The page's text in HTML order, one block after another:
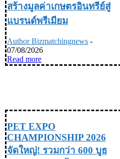
สร้างมูลค่าเกษตรอินทรีย์สู่
แบรนด์พรีเมียม
Author Bizmatchingnews -
07/08/2026
Read more
PET EXPO
CHAMPIONSHIP 2026
จัดใหญ่! รวมกว่า 600 บูธ